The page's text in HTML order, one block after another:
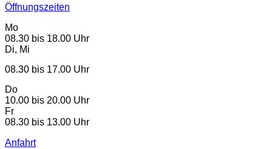
Öffnungszeiten
Mo
08.30 bis 18.00 Uhr
Di, Mi
08.30 bis 17.00 Uhr
Do
10.00 bis 20.00 Uhr
Fr
08.30 bis 13.00 Uhr
Anfahrt